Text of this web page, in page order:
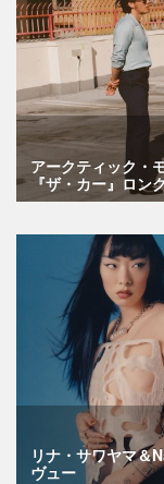
アークティック・
『ザ・カー』ロン
リナ・サワヤマ＆
ヴュー